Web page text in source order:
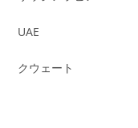
UAE
クウェート